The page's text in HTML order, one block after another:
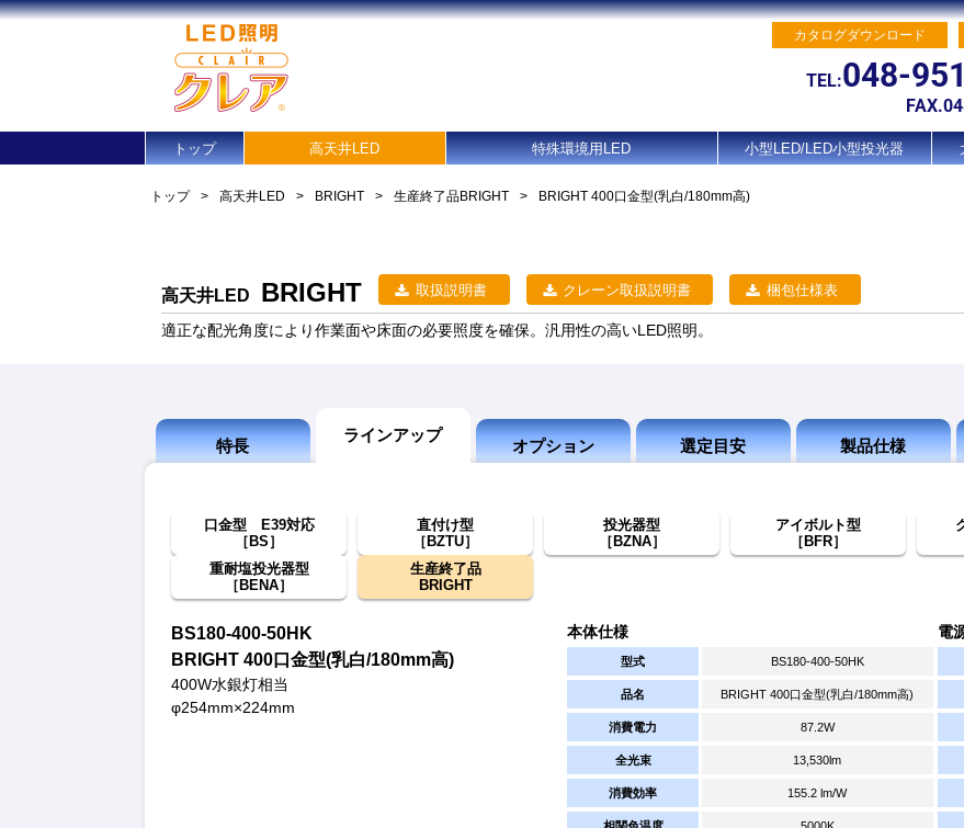
カタログダウンロード
TEL:048-
トップ 高天井LED 特殊環境用LED 小型LED/LED小型投光器
トップ > 高天井LED > BRIGHT > 生産終了品BRIGHT > BRIGHT 400口金型(乳白/180mm高)
高天井LED BRIGHT 取扱説明書 クレーン取扱説明書 梱包仕様表
適正な配光角度により作業面や床面の必要照度を確保。汎用性の高いLED照明。
特長
ラインアップ
オプション 選定目安 製品仕様
口金型 E39対応
［BS］
直付け型
［BZTU］
投光器型
［BZNA］
アイボルト型
［BFR］
重耐塩投光器型
［BENA］
生産終了品
BRIGHT
BS180-400-50HK
BRIGHT 400口金型(乳白/180mm高)
400W水銀灯相当
φ254mm×224mm
本体仕様
型式 BS180-400-50HK
品名 BRIGHT 400口金型(乳白/180mm高)
消費電力 87.2W
全光束 13,530lm
消費効率 155.2 lm/W
電